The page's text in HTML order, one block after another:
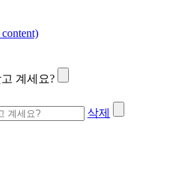
계세요?
삭제